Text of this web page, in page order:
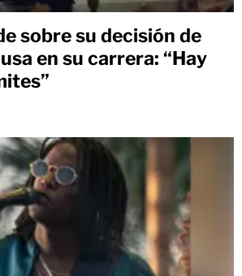
sobre su decisión de
en su carrera: “Hay